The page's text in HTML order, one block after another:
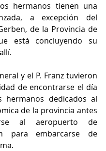
hermanos tienen una
a excepción del
de la Provincia de
está concluyendo su
y el P. Franz tuvieron
de encontrarse el día
hermanos dedicados al
de la provincia antes
al aeropuerto de
para embarcarse de